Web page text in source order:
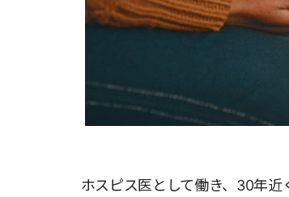
ホスピス医として働き、30年